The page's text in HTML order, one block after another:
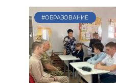
#ОБРАЗОВАНИЕ